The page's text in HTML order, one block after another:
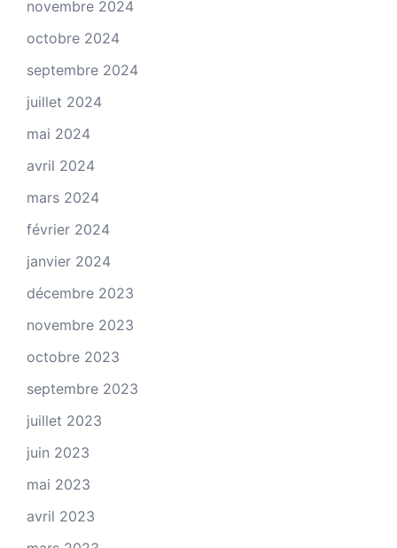
novembre 2024
octobre 2024
septembre 2024
juillet 2024
mai 2024
avril 2024
mars 2024
février 2024
janvier 2024
décembre 2023
novembre 2023
octobre 2023
septembre 2023
juillet 2023
juin 2023
mai 2023
avril 2023